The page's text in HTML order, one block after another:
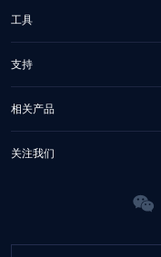
媒体报道
合作伙伴
联系我们
DNS
SSL 证书
工具
WHOIS 查询
域名诊断
API 文档
支持
常见问题
帮助中心
相关产品
Tencent RTC
关注我们